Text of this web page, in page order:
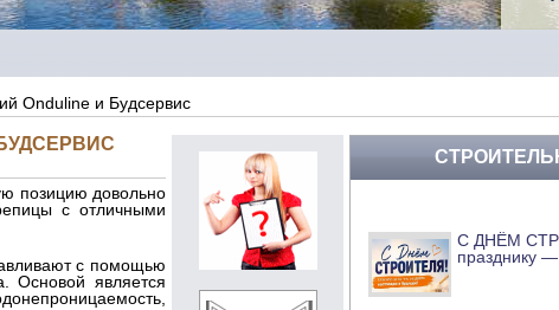
Onduline и Будсервис
позицию довольно
с отличными
с помощью
Основой является
С ДНЁМ
празднику —